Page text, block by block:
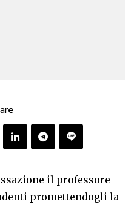
il professore
promettendogli la